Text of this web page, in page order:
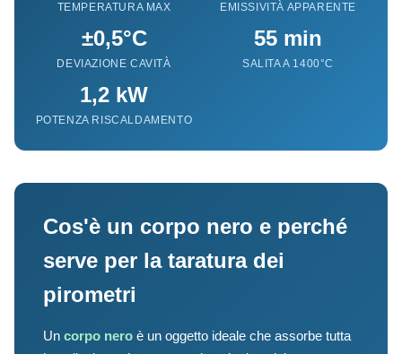
TEMPERATURA MAX EMISSIVITÀ APPARENTE
±0,5°C
DEVIAZIONE CAVITÀ
55 min
SALITA A 1400°C
1,2 kW
POTENZA RISCALDAMENTO
Cos'è un corpo nero e perché
serve per la taratura dei
pirometri
Un corpo nero è un oggetto ideale che assorbe tutta